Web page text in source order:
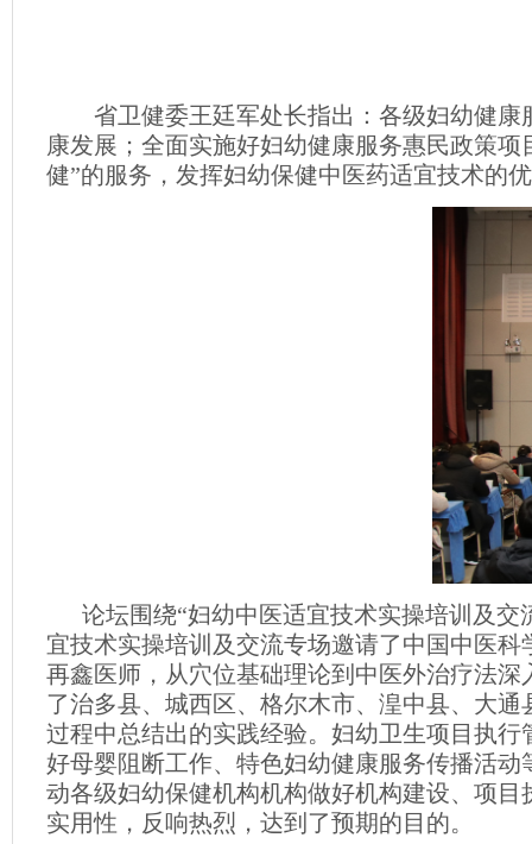
省卫健委王廷军处长指出：各级妇幼健
康发展；全面实施好妇幼健康服务惠民政策
健”的服务，发挥妇幼保健中医药适宜技术的
论坛围绕“妇幼中医适宜技术实操培训及
宜技术实操培训及交流专场邀请了中国中医
再鑫医师，从穴位基础理论到中医外治疗法
了治多县、城西区、格尔木市、湟中县、大
过程中总结出的实践经验。妇幼卫生项目执
好母婴阻断工作、特色妇幼健康服务传播活
动各级妇幼保健机构机构做好机构建设、项
实用性，反响热烈，达到了预期的目的。